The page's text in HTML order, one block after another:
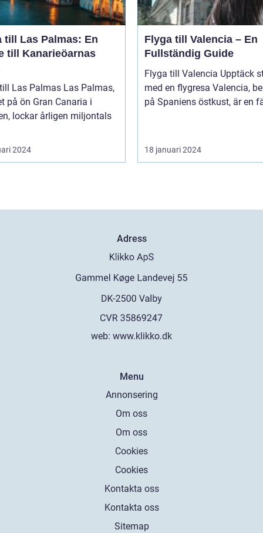
till Las Palmas: En
till Kanarieöarnas
Palmas Las Palmas,
på ön Gran Canaria i
lockar årligen miljontals
2024
Flyga till Valencia – En
Fullständig Guide
Flyga till Valencia Upptäck staden
med en flygresa Valencia, beläget
på Spaniens östkust, är en
18 januari 2024
Adress
web: www.klikko.dk
Menu
Annonsering
Om oss
Om oss
Cookies
Cookies
Kontakta oss
Kontakta oss
Sitemap